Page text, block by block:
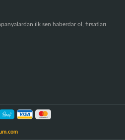
ilk sen haberdar ol, fırsatları